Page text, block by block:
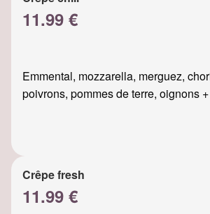
11.99 €
Emmental, mozzarella, merguez,
poivrons, pommes de terre, oignons
Crêpe fresh
11.99 €